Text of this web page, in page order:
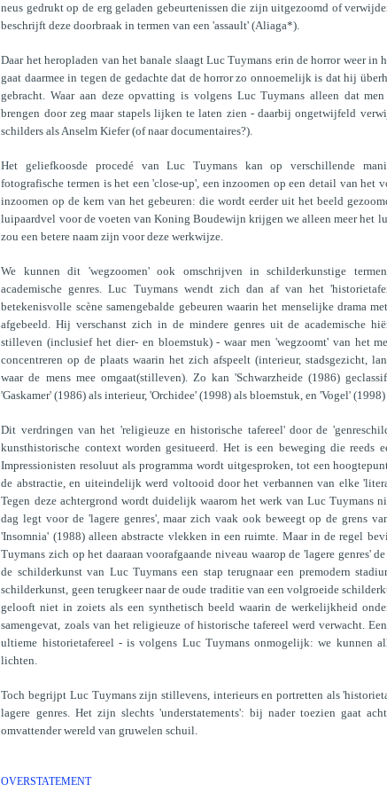
neus gedrukt op de erg geladen gebeurtenissen die zijn uitgezoomd of
beschrijft deze doorbraak in termen van een 'assault' (Aliaga*).
Daar het heropladen van het banale slaagt Luc Tuymans erin de horror weer in
gaat daarmee in tegen de gedachte dat de horror zo onnoemelijk is dat hij
gebracht. Waar aan deze opvatting is volgens Luc Tuymans alleen dat
brengen door zeg maar stapels lijken te laten zien - daarbij ongetwijfeld
schilders als Anselm Kiefer (of naar documentaires?).
Het geliefkoosde procedé van Luc Tuymans kan op verschillende
fotografische termen is het een 'close-up', een inzoomen op een detail van het
inzoomen op de kern van het gebeuren: die wordt eerder uit het beeld
luipaardvel voor de voeten van Koning Boudewijn krijgen we alleen meer het
zou een betere naam zijn voor deze werkwijze.
We kunnen dit 'wegzoomen' ook omschrijven in schilderkunstige
academische genres. Luc Tuymans wendt zich dan af van het
betekenisvolle scène samengebalde gebeuren waarin het menselijke drama
afgebeeld. Hij verschanst zich in de mindere genres uit de academische
stilleven (inclusief het dier- en bloemstuk) - waar men 'wegzoomt' van het
concentreren op de plaats waarin het zich afspeelt (interieur, stadsgezicht,
waar de mens mee omgaat(stilleven). Zo kan 'Schwarzheide (1986)
'Gaskamer' (1986) als interieur, 'Orchidee' (1998) als bloemstuk, en 'Vogel'
Dit verdringen van het 'religieuze en historische tafereel' door de
kunsthistorische context worden gesitueerd. Het is een beweging die reeds
Impressionisten resoluut als programma wordt uitgesproken, tot een
de abstractie, en uiteindelijk werd voltooid door het verbannen van elke
Tegen deze achtergrond wordt duidelijk waarom het werk van Luc Tuymans
dag legt voor de 'lagere genres', maar zich vaak ook beweegt op de grens
'Insomnia' (1988) alleen abstracte vlekken in een ruimte. Maar in de regel
Tuymans zich op het daaraan voorafgaande niveau waarop de 'lagere genres'
de schilderkunst van Luc Tuymans een stap terugnaar een premodern
schilderkunst, geen terugkeer naar de oude traditie van een volgroeide
gelooft niet in zoiets als een synthetisch beeld waarin de werkelijkheid
samengevat, zoals van het religieuze of historische tafereel werd verwacht.
ultieme historietafereel - is volgens Luc Tuymans onmogelijk: we kunnen
lichten.
Toch begrijpt Luc Tuymans zijn stillevens, interieurs en portretten als
lagere genres. Het zijn slechts 'understatements': bij nader toezien gaat
omvattender wereld van gruwelen schuil.
OVERSTATEMENT